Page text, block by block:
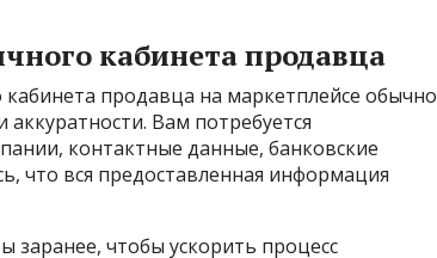
кабинета продавца
продавца на маркетплейсе обычно
Вам потребуется
контактные данные, банковские
что вся предоставленная информация
заранее, чтобы ускорить процесс